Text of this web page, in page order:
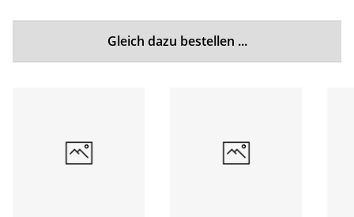
Gleich dazu bestellen ...